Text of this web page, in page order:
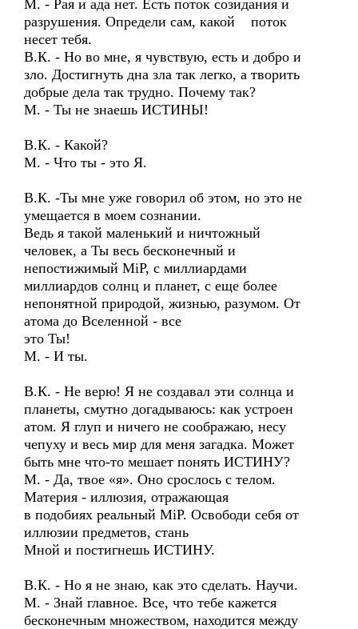
М. - Рая и ада нет. Есть поток созидания и
разрушения. Определи сам, какой поток
несет тебя.
В.К. - Но во мне, я чувствую, есть и добро и
зло. Достигнуть дна зла так легко, а творить
добрые дела так трудно. Почему так?
М. - Ты не знаешь ИСТИНЫ!
В.К. - Какой?
М. - Что ты - это Я.
В.К. -Ты мне уже говорил об этом, но это не
умещается в моем сознании.
Ведь я такой маленький и ничтожный
человек, а Ты весь бесконечный и
непостижимый МiР, с миллиардами
миллиардов солнц и планет, с еще более
непонятной природой, жизнью, разумом. От
атома до Вселенной - все
это Ты!
М. - И ты.
В.К. - Не верю! Я не создавал эти солнца и
планеты, смутно догадываюсь: как устроен
атом. Я глуп и ничего не соображаю, несу
чепуху и весь мир для меня загадка. Может
быть мне что-то мешает понять ИСТИНУ?
М. - Да, твое «я». Оно срослось с телом.
Материя - иллюзия, отражающая
в подобиях реальный МiР. Освободи себя от
иллюзии предметов, стань
Мной и постигнешь ИСТИНУ.
В.К. - Но я не знаю, как это сделать. Научи.
М. - Знай главное. Все, что тебе кажется
бесконечным множеством, находится между